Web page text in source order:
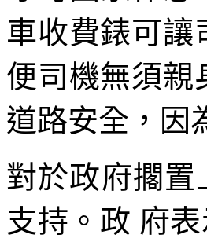
車收費錶可讓
便司機無須親
道路安全，因
對於政府擱
支持。政 府